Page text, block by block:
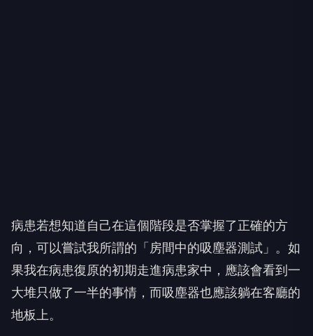
病患若想知道自己在這個階段是否掌握了正確的方
向，可以嘗試我所謂的「房間中的吸塵器測試」。如
果我在病患復原的初期走進病患家中，應該會看到一
大堆只做了一半的事情，而吸塵器也應該躺在客廳的
地板上。